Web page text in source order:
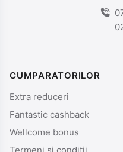
CUMPARATORILOR
Extra reduceri
Fantastic cashback
Wellcome bonus